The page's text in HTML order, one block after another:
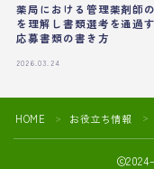
薬局における管理薬剤師
を理解し書類選考を通過
応募書類の書き方
2026.03.24
HOME ＞ お役立ち情報 ＞